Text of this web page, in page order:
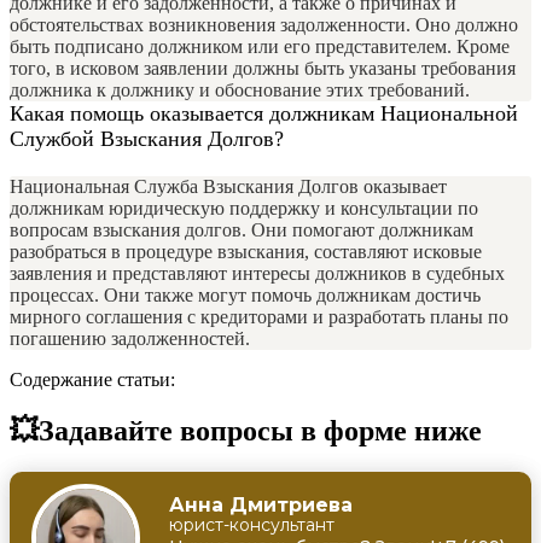
обстоятельствах возникновения задолженности. Оно должно
быть подписано должником или его представителем. Кроме
того, в исковом заявлении должны быть указаны требования
должника к должнику и обоснование этих требований.
Какая помощь оказывается должникам Национальной
Службой Взыскания Долгов?
Национальная Служба Взыскания Долгов оказывает
должникам юридическую поддержку и консультации по
вопросам взыскания долгов. Они помогают должникам
разобраться в процедуре взыскания, составляют исковые
заявления и представляют интересы должников в судебных
процессах. Они также могут помочь должникам достичь
мирного соглашения с кредиторами и разработать планы по
погашению задолженностей.
Содержание статьи:
💥Задавайте вопросы в форме ниже